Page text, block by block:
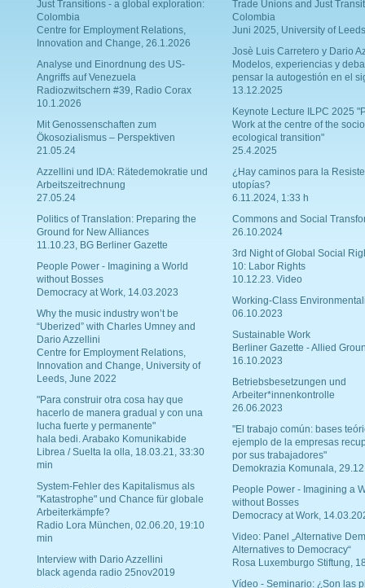
Just Transitions - a global exploration:
Colombia
Centre for Employment Relations,
Innovation and Change, 26.1.2026
Analyse und Einordnung des US-
Angriffs auf Venezuela
Radiozwitschern #39, Radio Corax
10.1.2026
Mit Genossenschaften zum
Ökosozialismus – Perspektiven
21.05.24
Azzellini und IDA: Rätedemokratie und
Arbeitszeitrechnung
27.05.24
Politics of Translation: Preparing the
Ground for New Alliances
11.10.23, BG Berliner Gazette
People Power - Imagining a World
without Bosses
Democracy at Work, 14.03.2023
Why the music industry won’t be
“Uberized” with Charles Umney and
Dario Azzellini
Centre for Employment Relations,
Innovation and Change, University of
Leeds, June 2022
"Para construir otra cosa hay que
hacerlo de manera gradual y con una
lucha fuerte y permanente"
hala bedi. Arabako Komunikabide
Librea / Suelta la olla, 18.03.21, 33:30
min
System-Fehler des Kapitalismus als
"Katastrophe" und Chance für globale
Arbeiterkämpfe?
Radio Lora München, 02.06.20, 19:10
min
Interview with Dario Azzellini
black agenda radio 25nov2019
Trade Unions and Just
Colombia
Juni 2025, University of Leeds
Josè Luis Carretero y Dario
Modelos, experiencias y
pensar la autogestión en el
13.12.2025
Keynote Lecture ILPC 2025
Work at the centre of the
ecological transition"
25.4.2025
¿Hay caminos para la
utopías?
6.11.2024, 1:33 h
Commons and Social
26.10.2024
3rd Night of Global Social
10: Labor Rights
10.12.23. Video
Working-Class
06.10.2023
Sustainable Work
Berliner Gazette - Allied
16.10.2023
Betriebsbesetzungen und
Arbeiter*innenkontrolle
26.06.2023
"El trabajo común: bases
ejemplo de la empresas
por sus trabajadores"
Demokrazia Komunala,
People Power - Imagining a
without Bosses
Democracy at Work,
Video: Panel „Alternative
Alternatives to Democracy“
Rosa Luxemburgo Stiftung,
Vídeo - Seminario: ¿Son las